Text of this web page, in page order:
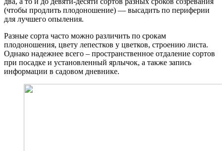
(чтобы продлить плодоношение) — высадить по периферии
для лучшего опыления.
Разные сорта часто можно различить по срокам
плодоношения, цвету лепестков у цветков, строению листа.
Однако надежнее всего – пространственное отдаление сортов
при посадке и установленный ярлычок, а также запись
информации в садовом дневнике.